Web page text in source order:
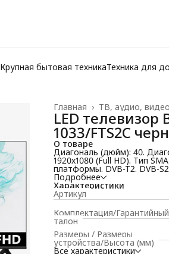
Крупная бытовая техникаТехника для
ТВ, аудио, видео
Главная ›
LED телевизор
1033/FTS2C
О товаре
Диагональ (дюйм): 40.
1920x1080 (Full HD). Тип
платформы. DVB-T2. DVB-
(шт): 2. HDMI (шт): 3. Цвет
Подробнее
Характеристики
Артикул
Комплектация/Гарантийный
талон
Размеры / Размеры
устройства/Высота (мм)
Все характеристики